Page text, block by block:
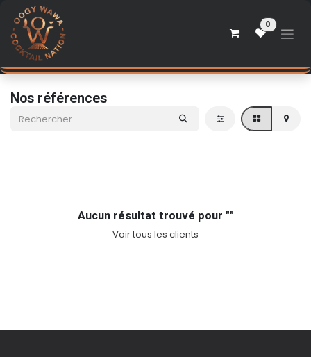
Se rendre au contenu
0
Nos références
Aucun résultat trouvé pour ""
Voir tous les clients